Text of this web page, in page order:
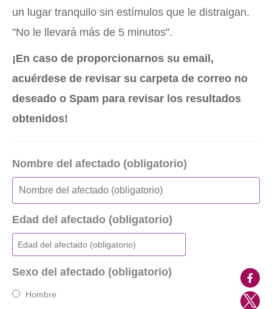
un lugar tranquilo sin estímulos que le distraigan.
"No le llevará más de 5 minutos".
¡En caso de proporcionarnos su email,
acuérdese de revisar su carpeta de correo no
deseado o Spam para revisar los resultados
obtenidos!
Nombre del afectado (obligatorio)
Edad del afectado (obligatorio)
Sexo del afectado (obligatorio)
Hombre